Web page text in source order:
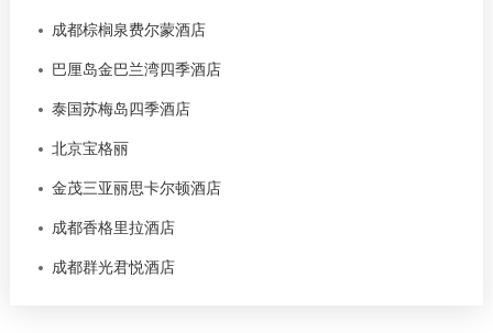
成都棕榈泉费尔蒙酒店
巴厘岛金巴兰湾四季酒店
泰国苏梅岛四季酒店
北京宝格丽
金茂三亚丽思卡尔顿酒店
成都香格里拉酒店
成都群光君悦酒店